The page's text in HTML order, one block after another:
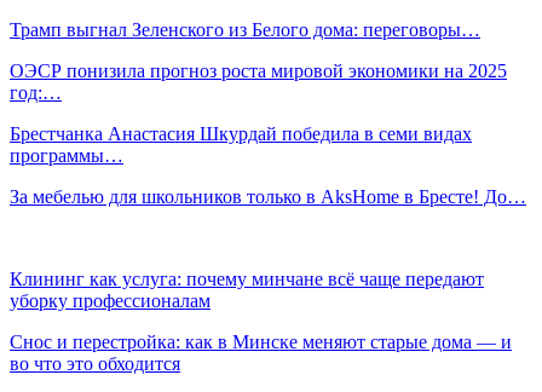
Трамп выгнал Зеленского из Белого дома: переговоры…
ОЭСР понизила прогноз роста мировой экономики на 2025
год:…
Брестчанка Анастасия Шкурдай победила в семи видах
программы…
За мебелью для школьников только в AksHome в Бресте! До…
Клининг как услуга: почему минчане всё чаще передают
уборку профессионалам
Снос и перестройка: как в Минске меняют старые дома — и
во что это обходится